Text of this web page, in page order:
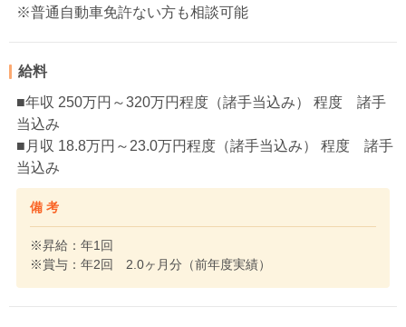
※普通自動車免許ない方も相談可能
給料
■年収 250万円～320万円程度（諸手当込み） 程度 諸手
当込み
■月収 18.8万円～23.0万円程度（諸手当込み） 程度 諸手
当込み
備 考
※昇給：年1回
※賞与：年2回 2.0ヶ月分（前年度実績）